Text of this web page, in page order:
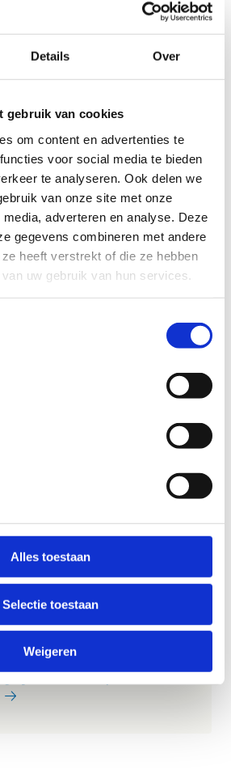
Details Over
gebruik van cookies
om content en advertenties te
voor social media te bieden
te analyseren. Ook delen we
van onze site met onze
adverteren en analyse. Deze
gegevens combineren met andere
heeft verstrekt of die ze hebben
uw gebruik van hun services.
Alles toestaan
Selectie toestaan
Weigeren
er tal van nationale, Vlaamse
plaats i.s.m.
Waregem Horse
vzw.
op onze accomodatie?
niet helemaal jouw ding maar ben
? Meerdere keren per jaar gaan
door waarvoor je individueel
wij ook de mogelijkheid om
op sportstage of -weekend te
arrangementen
voor sportclubs &